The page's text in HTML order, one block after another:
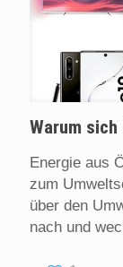
Warum
Energie aus
zum
über den
nach und